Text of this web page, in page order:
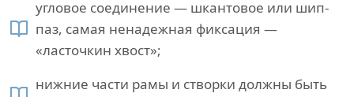
угловое соединение — шкантовое или шип-
паз, самая ненадежная фиксация —
«ласточкин хвост»;
нижние части рамы и створки должны быть